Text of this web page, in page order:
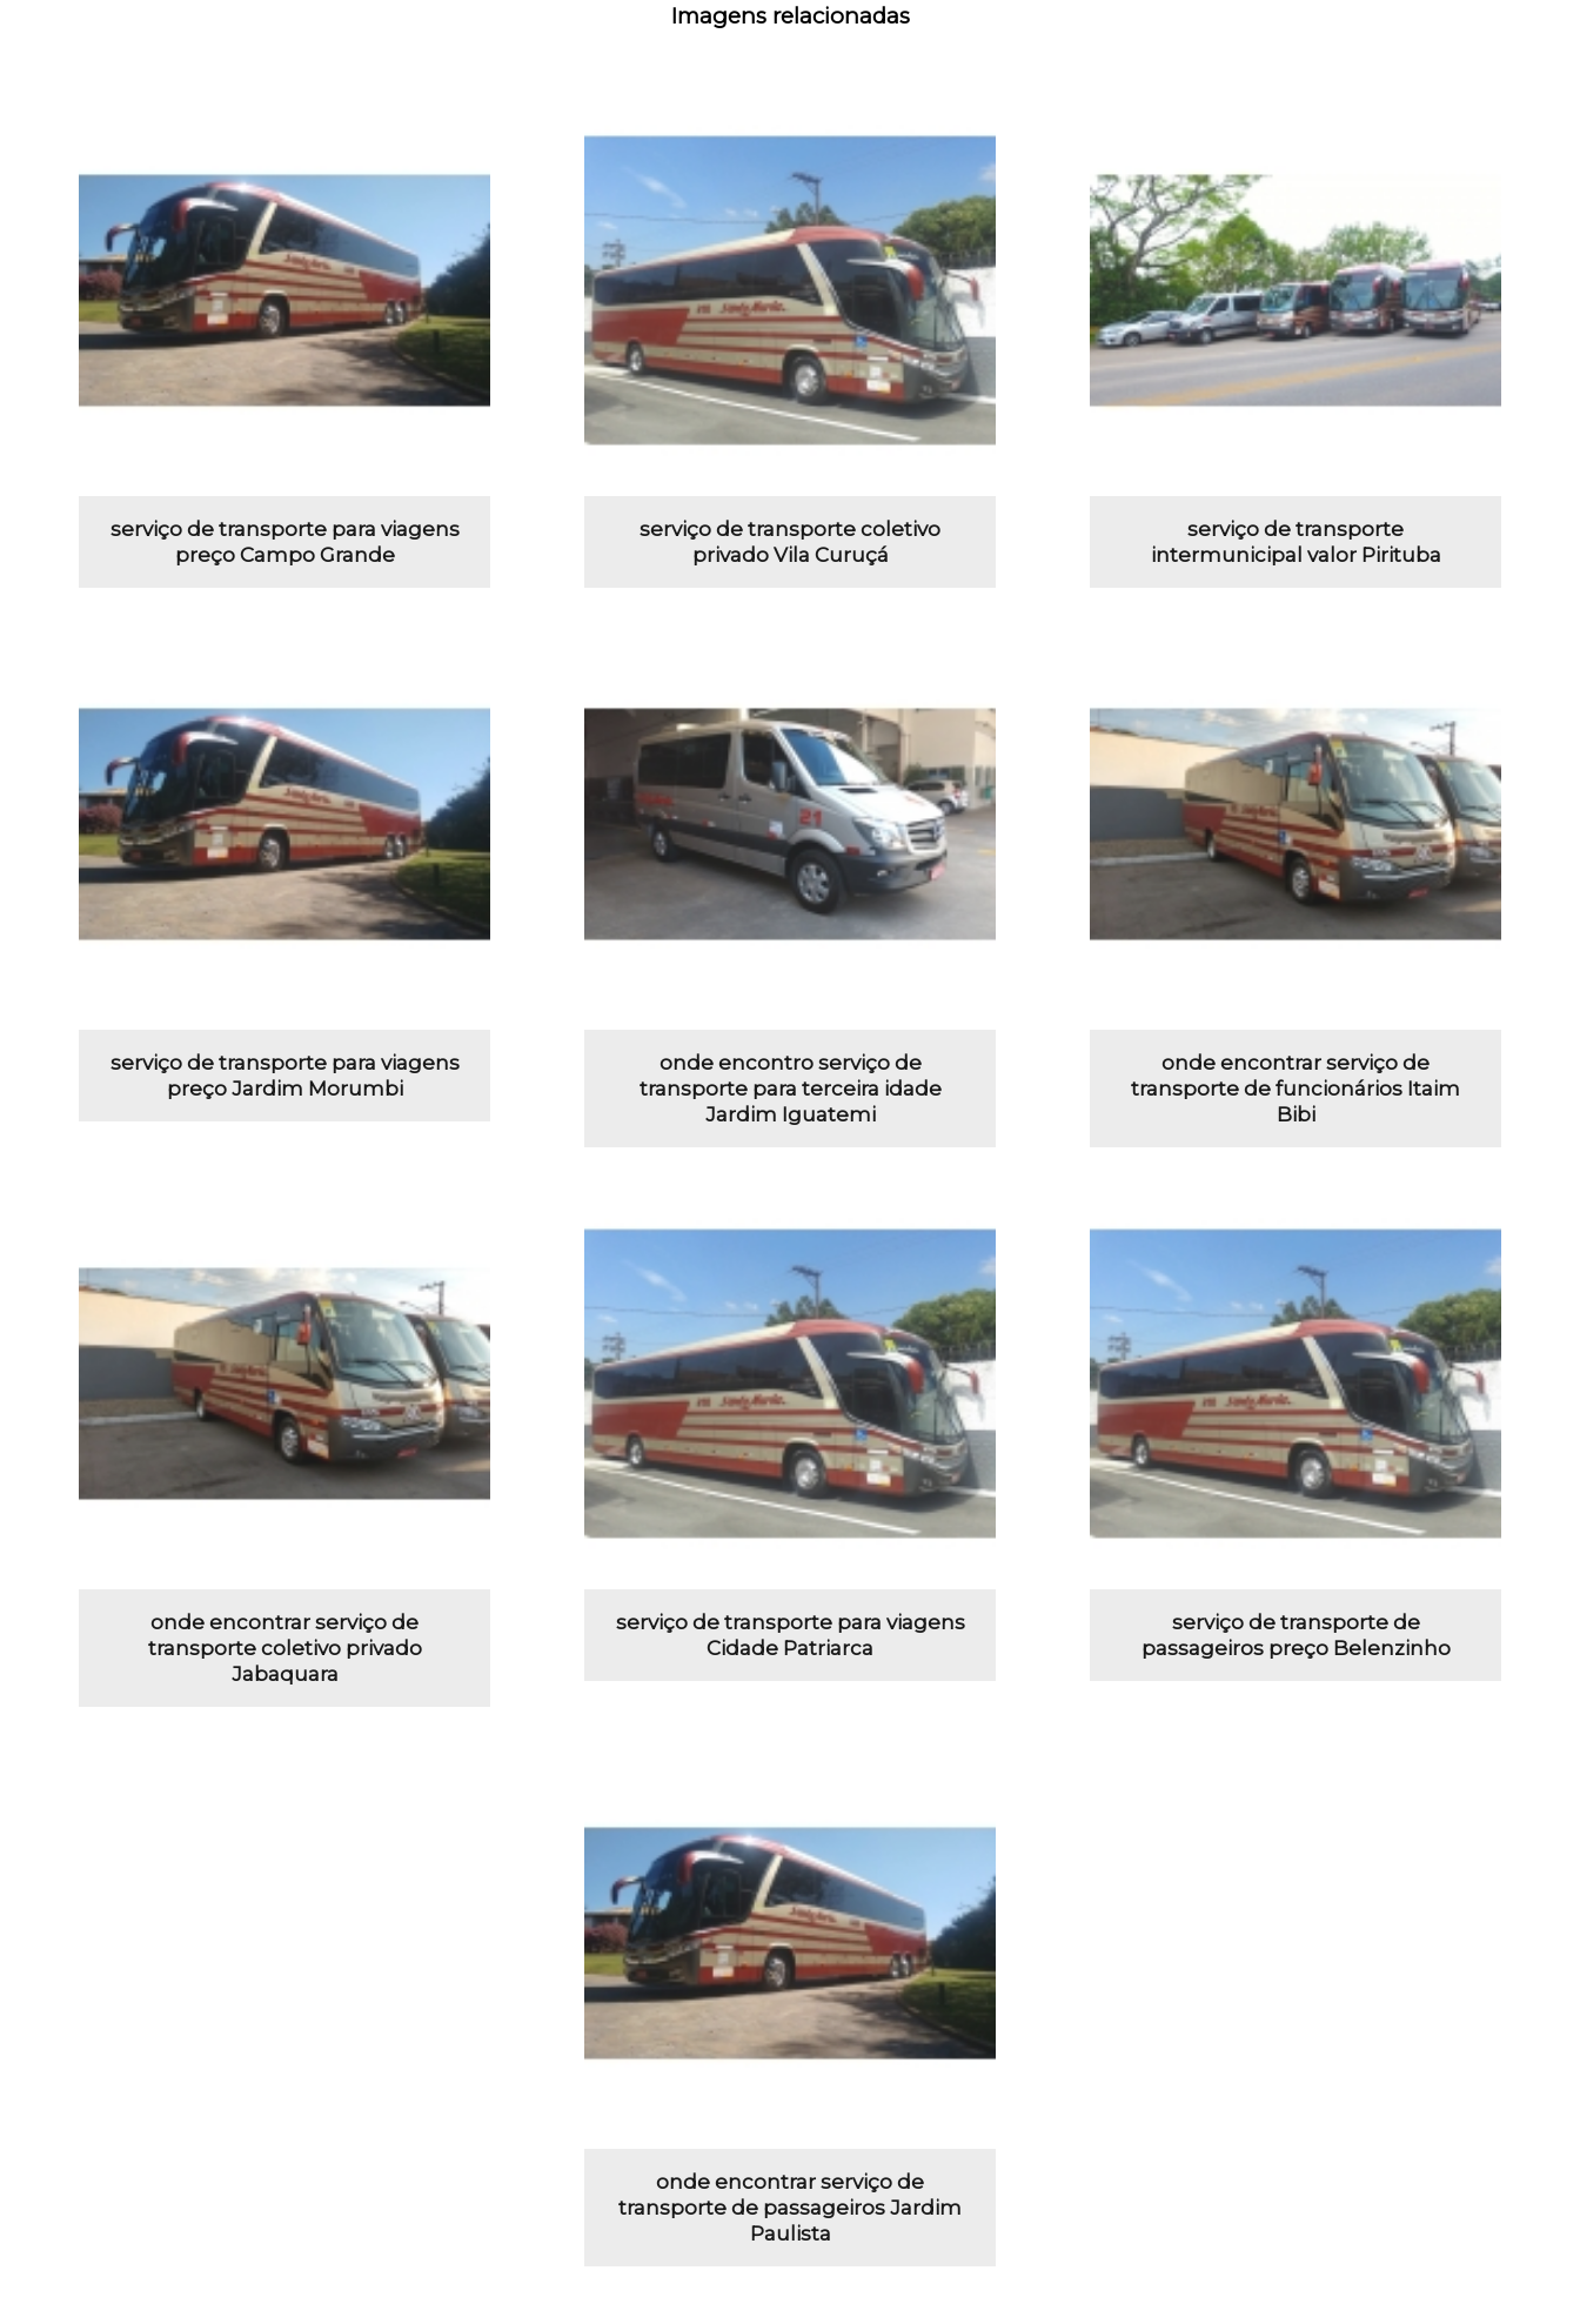
Imagens relacionadas
serviço de transporte para viagens
preço Campo Grande
serviço de transporte coletivo
privado Vila Curuçá
serviço de transporte
intermunicipal valor Pirituba
serviço de transporte para viagens
preço Jardim Morumbi
onde encontro serviço de
transporte para terceira idade
Jardim Iguatemi
onde encontrar serviço de
transporte de funcionários Itaim
Bibi
onde encontrar serviço de
transporte coletivo privado
Jabaquara
serviço de transporte para viagens
Cidade Patriarca
serviço de transporte de
passageiros preço Belenzinho
onde encontrar serviço de
transporte de passageiros Jardim
Paulista